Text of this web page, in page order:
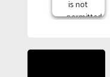
is not
permitted
due to